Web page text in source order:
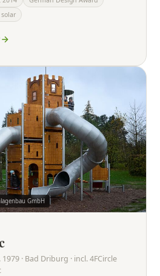
solar
GmbH
1979 · Bad Driburg · incl. 4FCircle